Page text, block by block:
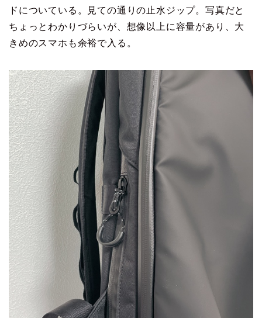
ドについている。見ての通りの止水ジップ。写真だと
ちょっとわかりづらいが、想像以上に容量があり、大
きめのスマホも余裕で入る。